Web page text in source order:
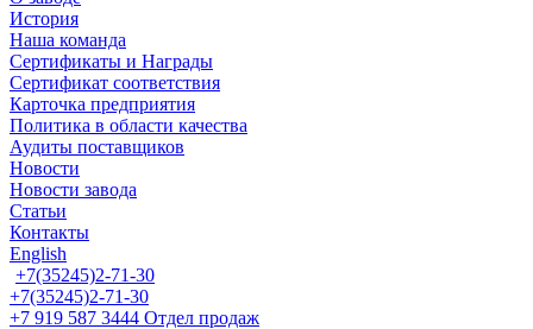
История
Наша команда
Сертификаты и Награды
Сертификат соответствия
Карточка предприятия
Политика в области качества
Аудиты поставщиков
Новости
Новости завода
Статьи
Контакты
English
+7(35245)2-71-30
+7(35245)2-71-30
+7 919 587 3444 Отдел продаж